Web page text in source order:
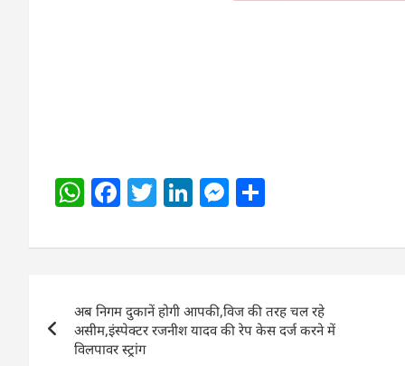
W
at
A
p
F
c
b
o
T
itt
Li
k
dI
n
M
ss
n
g
ar
navigation
अब निगम दुकानें होगी आपकी,विज की तरह चल रहे
असीम,इंस्पेक्टर रजनीश यादव की रेप केस दर्ज करने में
विलपावर स्ट्रांग